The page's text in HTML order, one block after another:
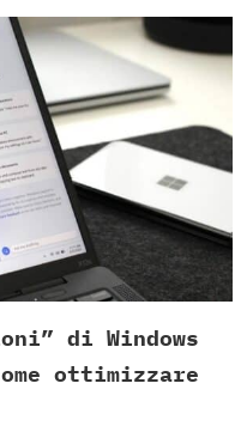
di Windows
ottimizzare